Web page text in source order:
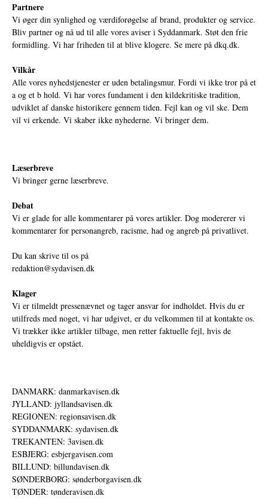
Partnere
Vi øger din synlighed og værdiforøgelse af brand, produkter og service.
Bliv partner og nå ud til alle vores aviser i Syddanmark. Støt den frie
formidling. Vi har friheden til at blive klogere. Se mere på dkq.dk.
Vilkår
Alle vores nyhedstjenester er uden betalingsmur. Fordi vi ikke tror på et
a og et b hold. Vi har vores fundament i den kildekritiske tradition,
udviklet af danske historikere gennem tiden. Fejl kan og vil ske. Dem
vil vi erkende. Vi skaber ikke nyhederne. Vi bringer dem.
Læserbreve
Vi bringer gerne læserbreve.
Debat
Vi er glade for alle kommentarer på vores artikler. Dog modererer vi
kommentarer for personangreb, racisme, had og angreb på privatlivet.
Du kan skrive til os på
redaktion@sydavisen.dk
Klager
Vi er tilmeldt pressenævnet og tager ansvar for indholdet. Hvis du er
utilfreds med noget, vi har udgivet, er du velkommen til at kontakte os.
Vi trækker ikke artikler tilbage, men retter faktuelle fejl, hvis de
uheldigvis er opstået.
DANMARK: danmarkavisen.dk
JYLLAND: jyllandsavisen.dk
REGIONEN: regionsavisen.dk
SYDDANMARK: sydavisen.dk
TREKANTEN: 3avisen.dk
ESBJERG: esbjergavisen.com
BILLUND: billundavisen.dk
SØNDERBORG: sønderborgavisen.dk
TØNDER: tønderavisen.dk